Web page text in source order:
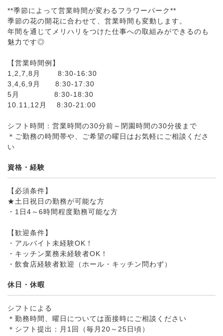
**季節によって営業時間が変わるフラワーパーク**
季節の花の開花に合わせて、営業時間も変動します。
年間を通じてメリハリをつけた仕事への取組みができるのも
魅力です◎
【営業時間例】
1,2,7,8月 8:30-16:30
3,4,6,9月 8:30-17:30
5月 8:30-18:30
10.11,12月 8:30-21:00
シフト時間：営業時間の30分前～閉園時間の30分後まで
＊ご勤務の時間帯や、ご希望の曜日はお気軽にご相談くださ
い
資格・経験
【必須条件】
★土日祝日の勤務が可能な方
・1日4～6時間程度勤務可能な方
【歓迎条件】
・アルバイト未経験OK！
・キッチン業務未経験者OK！
・飲食店経験者歓迎（ホール・キッチン問わず）
休日・休暇
シフトによる
＊勤務時間、曜日については面接時にご相談ください
＊シフト提出：月1回（毎月20～25日頃）